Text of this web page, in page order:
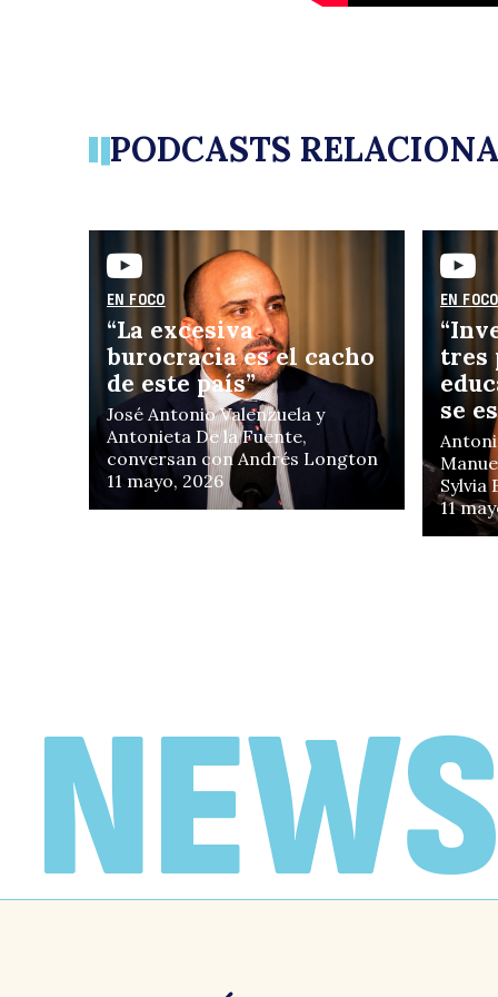
PODCASTS
EN FOCO
“La excesiva
burocracia es el cacho
de este país”
José Antonio Valenzuela y
Antonieta De la Fuente,
conversan con Andrés Longton
11 mayo, 2026
EN FOCO
tres
se
Sylvia
11
Francisco Galli, conversan con
Vlado Mirosevic
19 febrero, 2026